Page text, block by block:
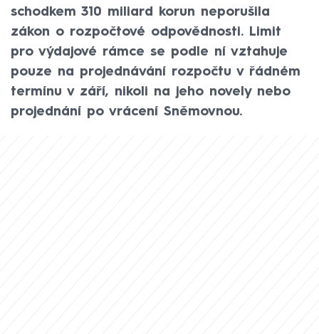
schodkem 310 miliard korun neporušila
zákon o rozpočtové odpovědnosti. Limit
pro výdajové rámce se podle ní vztahuje
pouze na projednávání rozpočtu v řádném
termínu v září, nikoli na jeho novely nebo
projednání po vrácení Sněmovnou.